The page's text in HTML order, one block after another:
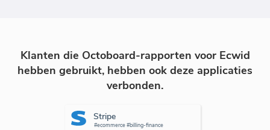
Klanten die Octoboard-rapporten voor Ecwid
hebben gebruikt, hebben ook deze applicaties
verbonden.
Stripe
#ecommerce #billing-finance